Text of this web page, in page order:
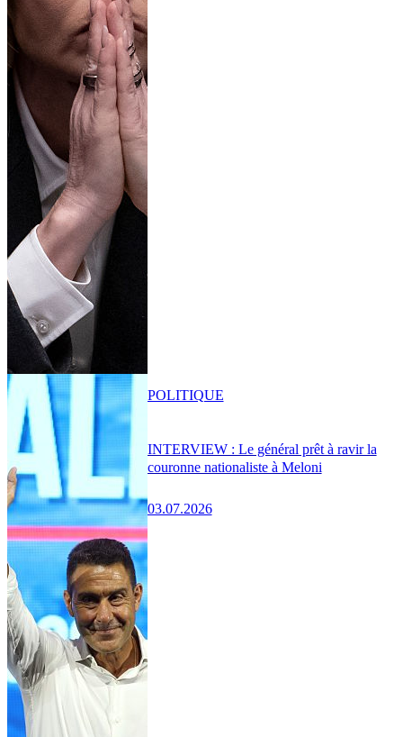
INTERVIEW : Le général prêt à ravir la
couronne nationaliste à Meloni
03.07.2026
POLITIQUE